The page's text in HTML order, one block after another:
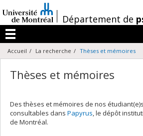
au
contenu
/Département de
Menu
Accueil La recherche Thèses et mémoires
Thèses et mémoires
Des thèses et mémoires de nos
consultables dans Papyrus, le dépôt
de Montréal.